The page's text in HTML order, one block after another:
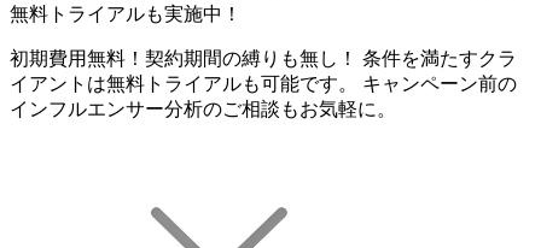
無料トライアルも実施中！
初期費用無料！契約期間の縛りも無し！ 条件を満たすクラ
イアントは無料トライアルも可能です。 キャンペーン前の
インフルエンサー分析のご相談もお気軽に。